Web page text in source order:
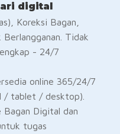
digital
Koreksi Bagan,
Tidak
- 24/7
online 365/24/7
/ tablet / desktop).
Bagan Digital dan
tugas